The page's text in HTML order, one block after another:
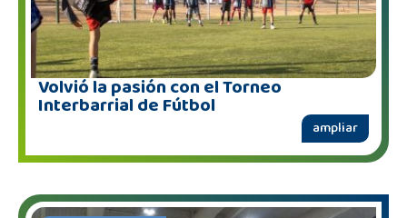
Volvió la pasión con el Torneo
Interbarrial de Fútbol
ampliar